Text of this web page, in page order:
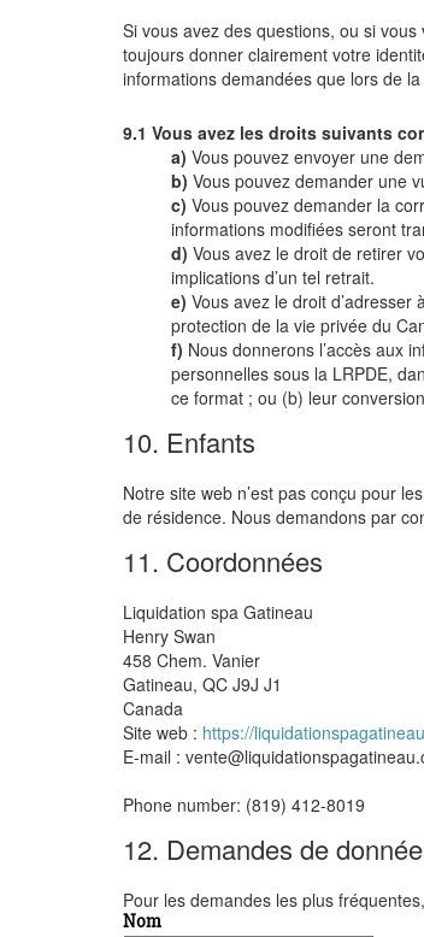
Si vous avez des questions, ou si
toujours donner clairement votre
informations demandées que lors de
9.1 Vous avez les droits suivants
Vous pouvez envoyer une
Vous pouvez demander une
Vous pouvez demander la
informations modifiées seront
Vous avez le droit de retirer
implications d’un tel retrait.
Vous avez le droit
protection de la vie privée du
Nous donnerons l’accès aux
personnelles sous la LRPDE,
ce format ; ou (b) leur
10. Enfants
Notre site web n’est pas conçu pour
de résidence. Nous demandons par
11. Coordonnées
Liquidation spa Gatineau
Henry Swan
458 Chem. Vanier
Gatineau, QC J9J J1
Canada
Site web : https://
E-mail : vente@
Phone number: (819) 412-8019
12. Demandes de
Pour les demandes les plus
Nom